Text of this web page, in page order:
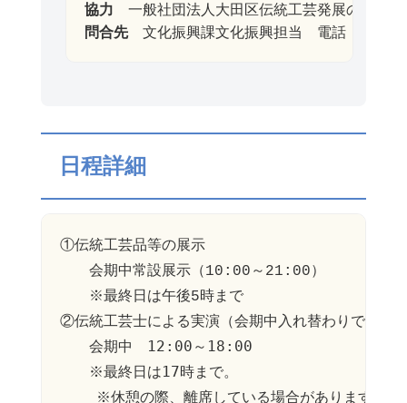
協力
問合先 文化振興課文化振興担当　電話：03-
日程詳細
①伝統工芸品等の展示
会期中常設展示（10:00～21:00）
※最終日は午後5時まで
②伝統工芸士による実演（会期中入れ替わりで実演
会期中　12:00～18:00
※最終日は17時まで。
    ※休憩の際、離席している場合があります。